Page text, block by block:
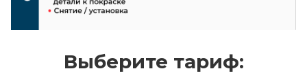
Выберите тариф: